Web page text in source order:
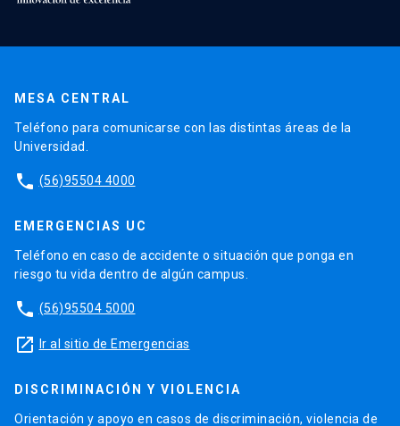
MESA CENTRAL
Teléfono para comunicarse con las distintas áreas de la
Universidad.
phone (56)95504 4000
EMERGENCIAS UC
Teléfono en caso de accidente o situación que ponga en
riesgo tu vida dentro de algún campus.
phone (56)95504 5000
launch Ir al sitio de Emergencias
DISCRIMINACIÓN Y VIOLENCIA
Orientación y apoyo en casos de discriminación, violencia de